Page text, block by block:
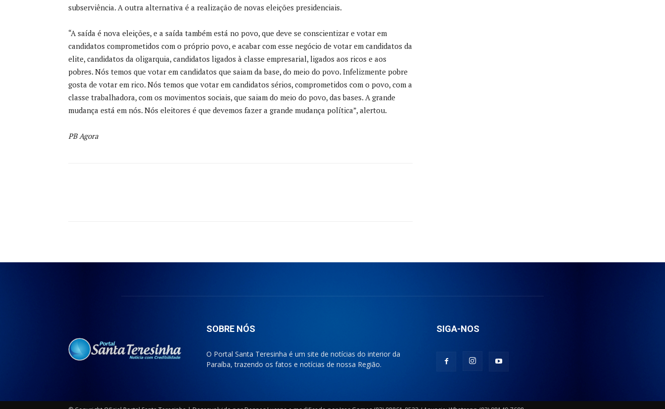
subserviência. A outra alternativa é a realização de novas eleições presidenciais.
“A saída é nova eleições, e a saída também está no povo, que deve se conscientizar e votar em
candidatos comprometidos com o próprio povo, e acabar com esse negócio de votar em candidatos da
elite, candidatos da oligarquia, candidatos ligados à classe empresarial, ligados aos ricos e aos
pobres. Nós temos que votar em candidatos que saiam da base, do meio do povo. Infelizmente pobre
gosta de votar em rico. Nós temos que votar em candidatos sérios, comprometidos com o povo, com a
classe trabalhadora, com os movimentos sociais, que saiam do meio do povo, das bases. A grande
mudança está em nós. Nós eleitores é que devemos fazer a grande mudança política”, alertou.
PB Agora
SOBRE NÓS
O Portal Santa Teresinha é um site de notícias do interior da
Paraíba, trazendo os fatos e notícias de nossa Região.
SIGA-NOS